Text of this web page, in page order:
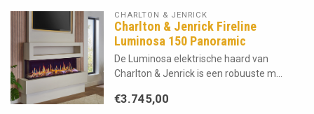
CHARLTON & JENRICK
Charlton & Jenrick Fireline
Luminosa 150 Panoramic
De Luminosa elektrische haard van
Charlton & Jenrick is een robuuste m...
€3.745,00